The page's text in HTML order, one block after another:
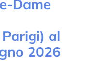
Dame
al
2026